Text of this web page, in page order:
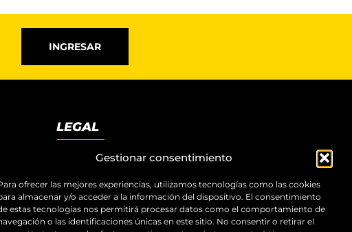
Gestionar consentimiento
ofrecer las mejores experiencias, utilizamos tecnologías como las cookies
almacenar y/o acceder a la información del dispositivo. El consentimiento
estas tecnologías nos permitirá procesar datos como el comportamiento de
o las identificaciones únicas en este sitio. No consentir o retirar el
INGRESAR
LEGAL
Términos y condiciones
Política de privacidad
Política de cookies
Accesibilidad